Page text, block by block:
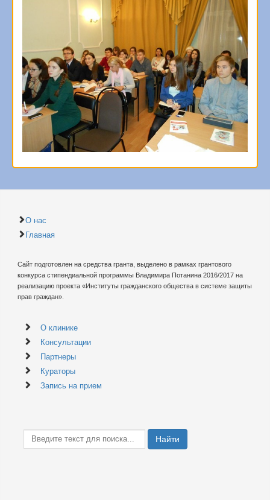
О нас
Главная
Сайт подготовлен на средства гранта, выделено в рамках грантового
конкурса стипендиальной программы Владимира Потанина 2016/2017 на
реализацию проекта «Институты гражданского общества в системе защиты
прав граждан».
О клинике
Консультации
Партнеры
Кураторы
Запись на прием
Найти